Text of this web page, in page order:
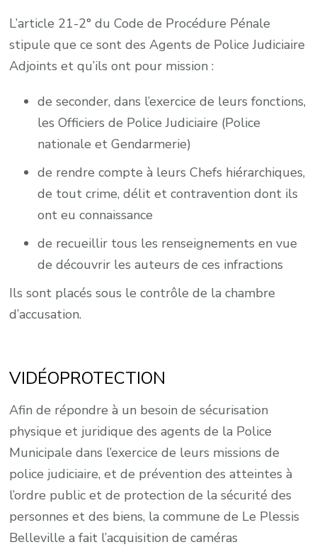
L’article 21-2° du Code de Procédure Pénale
stipule que ce sont des Agents de Police Judiciaire
Adjoints et qu’ils ont pour mission :
de seconder, dans l’exercice de leurs fonctions,
les Officiers de Police Judiciaire (Police
nationale et Gendarmerie)
de rendre compte à leurs Chefs hiérarchiques,
de tout crime, délit et contravention dont ils
ont eu connaissance
de recueillir tous les renseignements en vue
de découvrir les auteurs de ces infractions
Ils sont placés sous le contrôle de la chambre
d’accusation.
VIDÉOPROTECTION
Afin de répondre à un besoin de sécurisation
physique et juridique des agents de la Police
Municipale dans l’exercice de leurs missions de
police judiciaire, et de prévention des atteintes à
l’ordre public et de protection de la sécurité des
personnes et des biens, la commune de Le Plessis
Belleville a fait l’acquisition de caméras